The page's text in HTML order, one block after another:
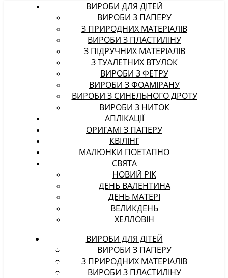
ВИРОБИ ДЛЯ ДІТЕЙ
ВИРОБИ З ПАПЕРУ
З ПРИРОДНИХ МАТЕРІАЛІВ
ВИРОБИ З ПЛАСТИЛІНУ
З ПІДРУЧНИХ МАТЕРІАЛІВ
З ТУАЛЕТНИХ ВТУЛОК
ВИРОБИ З ФЕТРУ
ВИРОБИ З ФОАМІРАНУ
ВИРОБИ З СИНЕЛЬНОГО ДРОТУ
ВИРОБИ З НИТОК
АПЛІКАЦІЇ
ОРИГАМІ З ПАПЕРУ
КВІЛІНГ
МАЛЮНКИ ПОЕТАПНО
СВЯТА
НОВИЙ РІК
ДЕНЬ ВАЛЕНТИНА
ДЕНЬ МАТЕРІ
ВЕЛИКДЕНЬ
ХЕЛЛОВІН
ВИРОБИ ДЛЯ ДІТЕЙ
ВИРОБИ З ПАПЕРУ
З ПРИРОДНИХ МАТЕРІАЛІВ
ВИРОБИ З ПЛАСТИЛІНУ